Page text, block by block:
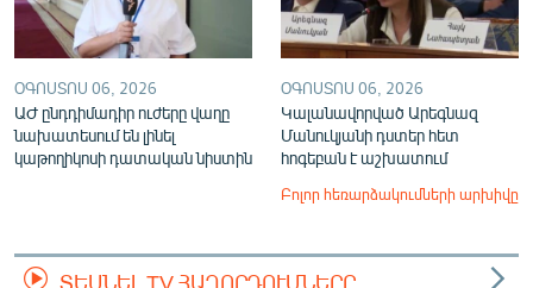
ՕԳՈՍՏՈՍ 06, 2026
ԱԺ ընդդիմադիր ուժերը վաղը
նախատեսում են լինել
կաթողիկոսի դատական նիստին
ՕԳՈՍՏՈՍ 06, 2026
Կալանավորված Արեգնազ
Մանուկյանի դստեր հետ
հոգեբան է աշխատում
Բոլոր հեռարձակումների արխիվը
ՏԵՍՆԵԼ TV ՀԱՂՈՐԴՈՒՄՆԵՐԸ